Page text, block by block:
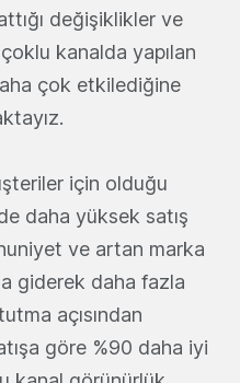
değişiklikler ve
kanalda yapılan
çok etkilediğine
için olduğu
daha yüksek satış
ve artan marka
giderek daha fazla
açısından
göre %90 daha iyi